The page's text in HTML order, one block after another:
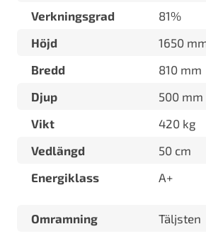
Verkningsgrad
81%
Höjd
1650
Bredd
810 mm
Djup
500 mm
Vikt
420 kg
Vedlängd
50 cm
Energiklass
A+
Omramning Täljsten